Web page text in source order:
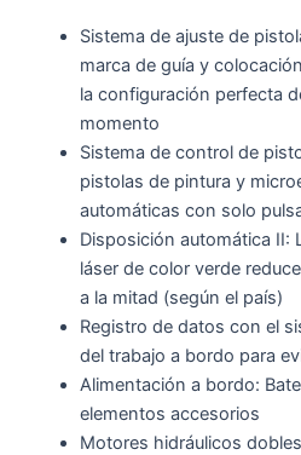
Sistema de ajuste de
marca de guía y
la configuración perfecta
momento
Sistema de control de
pistolas de pintura y
automáticas con solo
Disposición automática II:
láser de color verde
a la mitad (según el país)
Registro de datos con el
del trabajo a bordo para
Alimentación a bordo:
elementos accesorios
Motores hidráulicos